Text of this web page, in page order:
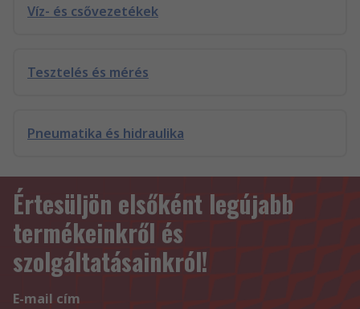
Víz- és csővezetékek
Tesztelés és mérés
Pneumatika és hidraulika
Értesüljön elsőként legújabb
termékeinkről és
szolgáltatásainkról!
E-mail cím